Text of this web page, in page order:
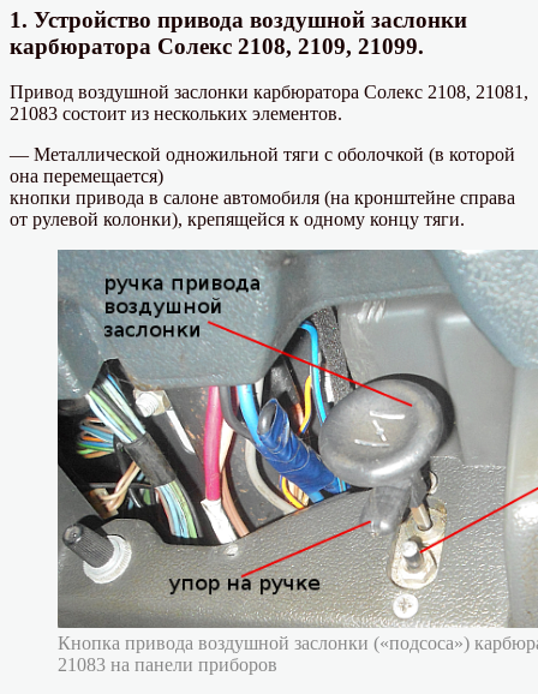
1. Устройство привода воздушной заслонки
карбюратора Солекс 2108, 2109, 21099.
Привод воздушной заслонки карбюратора Солекс 2108, 21081,
21083 состоит из нескольких элементов.
— Металлической одножильной тяги с оболочкой (в которой
она перемещается)
кнопки привода в салоне автомобиля (на кронштейне справа
от рулевой колонки), крепящейся к одному концу тяги.
Кнопка привода воздушной заслонки («подсоса»)
21083 на панели приборов